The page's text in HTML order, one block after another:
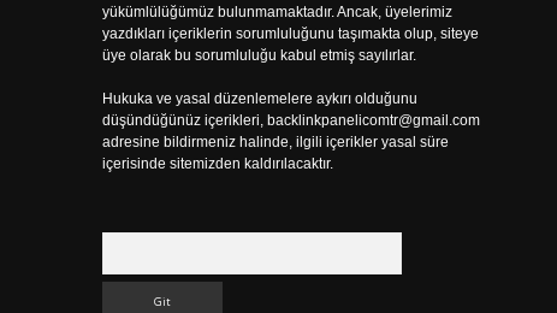
yükümlülüğümüz bulunmamaktadır. Ancak, üyelerimiz
yazdıkları içeriklerin sorumluluğunu taşımakta olup, siteye
üye olarak bu sorumluluğu kabul etmiş sayılırlar.
Hukuka ve yasal düzenlemelere aykırı olduğunu
düşündüğünüz içerikleri, backlinkpanelicomtr@gmail.com
adresine bildirmeniz halinde, ilgili içerikler yasal süre
içerisinde sitemizden kaldırılacaktır.